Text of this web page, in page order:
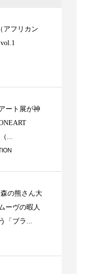
在...
「音談るつぼ」＃12 廣明輝一
さんと。
アフリカン
ート展が神
...
の熊さん大
ーヴの暇人
「ブラ...